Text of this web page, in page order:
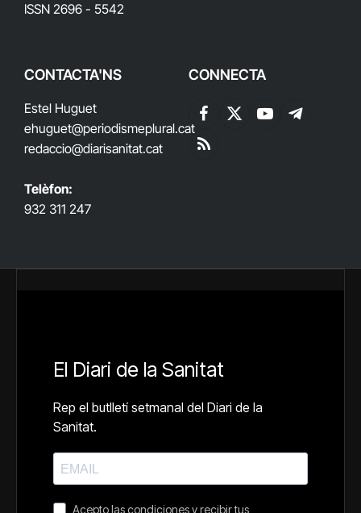
ISSN 2696 - 5542
CONTACTA'NS
Estel Huguet
ehuguet@periodismeplural.cat
redaccio@diarisanitat.cat
Telèfon:
932 311 247
CONNECTA
Facebook
X
YouTubeTelegram
RSS